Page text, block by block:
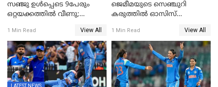
സഞ്ജു ഉൾപ്പെടെ 9പേരും
ഒറ്റയക്കത്തിൽ വീണു;
ഹര്‍ഷിതും മാത്രം;
മെല്‍ബണില്‍
ഇന്ത്യയ്‌ക്കെതിരെ ഓസീസ്
ലക്ഷ്യം 126 റണ്‍സ്
1 Min Read View All
ജെമീമയുടെ സെഞ്ചുറി
കരുത്തിൽ ഓസിസ്
തകർന്നു; അഞ്ച് വിക്കറ്റ്
ജയവുമായി ഇന്ത്യൻ
വനിതകൾ ലോകകപ്പ്
കലാശപ്പോരിന്
1 Min Read View All
LATEST NEWS